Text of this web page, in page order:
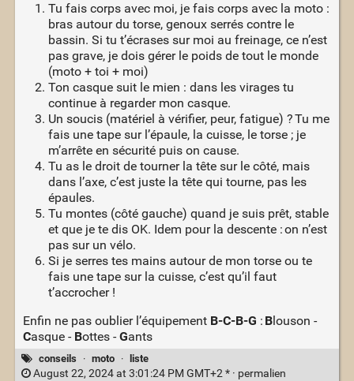
Tu fais corps avec moi, je fais corps avec la moto :
bras autour du torse, genoux serrés contre le
bassin. Si tu t’écrases sur moi au freinage, ce n’est
pas grave, je dois gérer le poids de tout le monde
(moto + toi + moi)
Ton casque suit le mien : dans les virages tu
continue à regarder mon casque.
Un soucis (matériel à vérifier, peur, fatigue) ? Tu me
fais une tape sur l’épaule, la cuisse, le torse ; je
m’arrête en sécurité puis on cause.
Tu as le droit de tourner la tête sur le côté, mais
dans l’axe, c’est juste la tête qui tourne, pas les
épaules.
Tu montes (côté gauche) quand je suis prêt, stable
et que je te dis OK. Idem pour la descente : on n’est
pas sur un vélo.
Si je serres tes mains autour de mon torse ou te
fais une tape sur la cuisse, c’est qu’il faut
t’accrocher !
Enfin ne pas oublier l’équipement B-C-B-G : Blouson -
Casque - Bottes - Gants
conseils · moto · liste
August 22, 2024 at 3:01:24 PM GMT+2 * · permalien